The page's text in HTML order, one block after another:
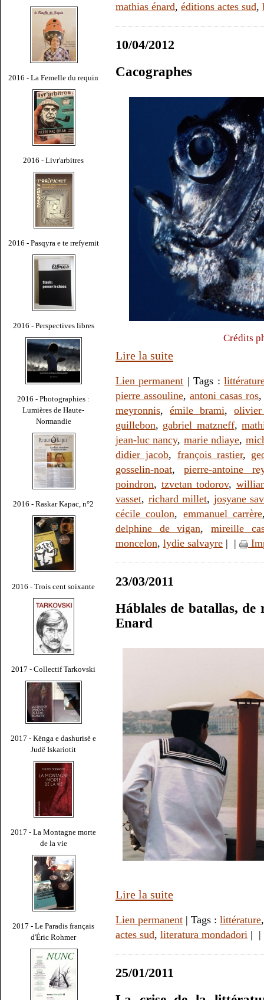
2016 - La Femelle du requin
2016 - Livr'arbitres
2016 - Pasqyra e te rrefyemit
2016 - Perspectives libres
2016 - Photographies :
Lumières de Haute-
Normandie
2016 - Raskar Kapac, n°2
2016 - Trois cent soixante
2017 - Collectif Tarkovski
2017 - Kënga e dashurisë e
Judë Iskariotit
2017 - La Montagne morte
de la vie
2017 - Le Paradis français
d'Éric Rohmer
mathias énard, éditions actes sud,
10/04/2012
Cacographes
Crédits
Lire la suite
Lien permanent | Tags :
pierre assouline,antoni casas ros
meyronnis, émile brami,
guillebon, gabriel matzneff,
jean-luc nancy, marie ndiaye,
didier jacob, françois rastier,
gosselin-noat, pierre-antoine
poindron, tzvetan todorov,
vasset, richard millet, josyane
cécile coulon, emmanuel carrère
delphine de vigan,mireille
moncelon, lydie salvayre | |
23/03/2011
Háblales de batallas, de
Enard
Lire la suite
Lien permanent | Tags :littérature
actes sud, literatura mondadori | |
25/01/2011